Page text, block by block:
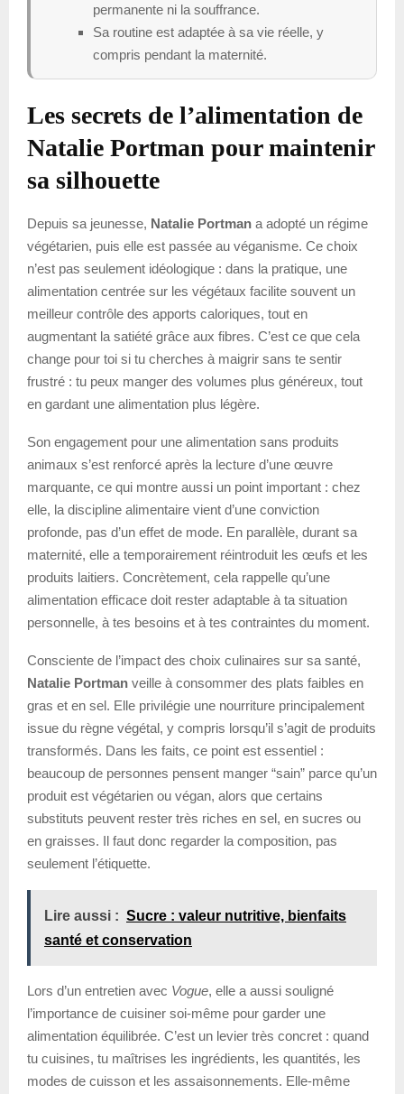
permanente ni la souffrance.
Sa routine est adaptée à sa vie réelle, y
compris pendant la maternité.
Les secrets de l’alimentation de
Natalie Portman pour maintenir
sa silhouette
Depuis sa jeunesse, Natalie Portman a adopté un régime
végétarien, puis elle est passée au véganisme. Ce choix
n’est pas seulement idéologique : dans la pratique, une
alimentation centrée sur les végétaux facilite souvent un
meilleur contrôle des apports caloriques, tout en
augmentant la satiété grâce aux fibres. C’est ce que cela
change pour toi si tu cherches à maigrir sans te sentir
frustré : tu peux manger des volumes plus généreux, tout
en gardant une alimentation plus légère.
Son engagement pour une alimentation sans produits
animaux s’est renforcé après la lecture d’une œuvre
marquante, ce qui montre aussi un point important : chez
elle, la discipline alimentaire vient d’une conviction
profonde, pas d’un effet de mode. En parallèle, durant sa
maternité, elle a temporairement réintroduit les œufs et les
produits laitiers. Concrètement, cela rappelle qu’une
alimentation efficace doit rester adaptable à ta situation
personnelle, à tes besoins et à tes contraintes du moment.
Consciente de l’impact des choix culinaires sur sa santé,
Natalie Portman veille à consommer des plats faibles en
gras et en sel. Elle privilégie une nourriture principalement
issue du règne végétal, y compris lorsqu’il s’agit de produits
transformés. Dans les faits, ce point est essentiel :
beaucoup de personnes pensent manger “sain” parce qu’un
produit est végétarien ou végan, alors que certains
substituts peuvent rester très riches en sel, en sucres ou
en graisses. Il faut donc regarder la composition, pas
seulement l’étiquette.
Lire aussi : Sucre : valeur nutritive, bienfaits
santé et conservation
Lors d’un entretien avec Vogue, elle a aussi souligné
l’importance de cuisiner soi-même pour garder une
alimentation équilibrée. C’est un levier très concret : quand
tu cuisines, tu maîtrises les ingrédients, les quantités, les
modes de cuisson et les assaisonnements. Elle-même